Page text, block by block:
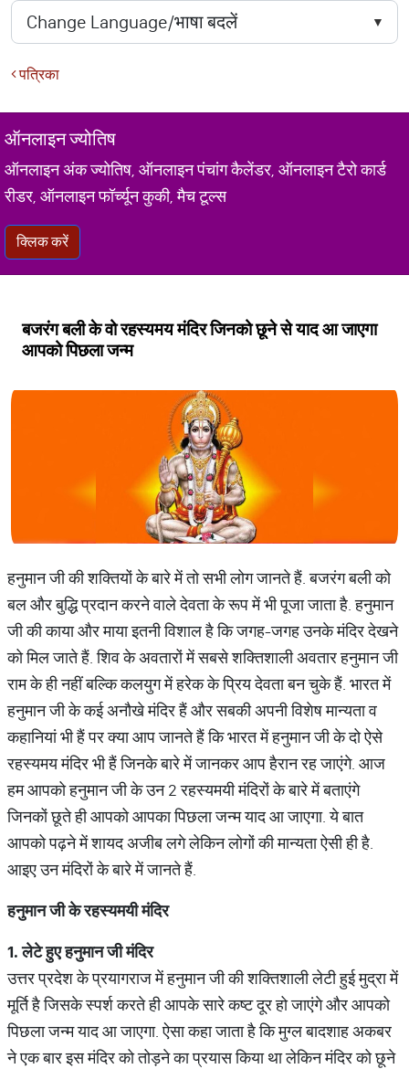
पत्रिका
ऑनलाइन ज्योतिष
ऑनलाइन अंक ज्योतिष, ऑनलाइन पंचांग कैलेंडर, ऑनलाइन टैरो कार्ड
रीडर, ऑनलाइन फॉर्च्यून कुकी, मैच टूल्स
क्लिक करें
बजरंग बली के वो रहस्यमय मंदिर जिनको छूने से याद आ जाएगा
आपको पिछला जन्म
हनुमान जी की शक्तियों के बारे में तो सभी लोग जानते हैं. बजरंग बली को
बल और बुद्धि प्रदान करने वाले देवता के रूप में भी पूजा जाता है. हनुमान
जी की काया और माया इतनी विशाल है कि जगह-जगह उनके मंदिर देखने
को मिल जाते हैं. शिव के अवतारों में सबसे शक्तिशाली अवतार हनुमान जी
राम के ही नहीं बल्कि कलयुग में हरेक के प्रिय देवता बन चुके हैं. भारत में
हनुमान जी के कई अनौखे मंदिर हैं और सबकी अपनी विशेष मान्यता व
कहानियां भी हैं पर क्या आप जानते हैं कि भारत में हनुमान जी के दो ऐसे
रहस्यमय मंदिर भी हैं जिनके बारे में जानकर आप हैरान रह जाएंगे. आज
हम आपको हनुमान जी के उन 2 रहस्यमयी मंदिरों के बारे में बताएंगे
जिनकों छूते ही आपको आपका पिछला जन्म याद आ जाएगा. ये बात
आपको पढ़ने में शायद अजीब लगे लेकिन लोगों की मान्यता ऐसी ही है.
आइए उन मंदिरों के बारे में जानते हैं.
हनुमानजीकेरहस्यमयीमंदिर
1.लेटेहुएहनुमानजीमंदिर
उत्तर प्रदेश के प्रयागराज में हनुमान जी की शक्तिशाली लेटी हुई मुद्रा में
मूर्ति है जिसके स्पर्श करते ही आपके सारे कष्ट दूर हो जाएंगे और आपको
पिछला जन्म याद आ जाएगा. ऐसा कहा जाता है कि मुग्ल बादशाह अकबर
ने एक बार इस मंदिर को तोड़ने का प्रयास किया था लेकिन मंदिर को छूने